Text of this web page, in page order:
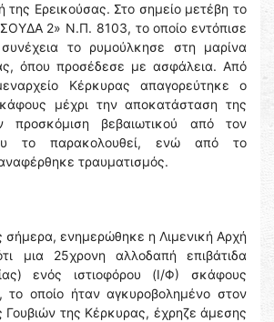
της Ερεικούσας. Στο σημείο μετέβη το
2» Ν.Π. 8103, το οποίο εντόπισε
το ρυμούλκησε στη μαρίνα
όπου προσέδεσε με ασφάλεια. Από
Κέρκυρας απαγορεύτηκε ο
μέχρι την αποκατάσταση της
προσκόμιση βεβαιωτικού από τον
το παρακολουθεί, ενώ από το
τραυματισμός.
σήμερα, ενημερώθηκε η Λιμενική Αρχή
μια 25χρονη αλλοδαπή επιβάτιδα
ενός ιστιοφόρου (Ι/Φ) σκάφους
το οποίο ήταν αγκυροβολημένο στον
Γουβιών της Κέρκυρας, έχρηζε άμεσης